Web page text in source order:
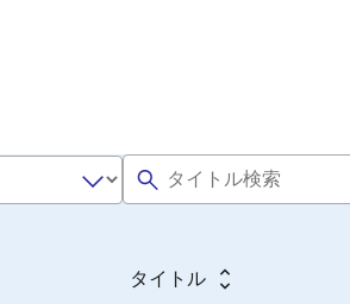
タイトル